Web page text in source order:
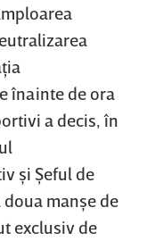
înainte de ora
a decis, în
şi Şeful de
manşe de
exclusiv de